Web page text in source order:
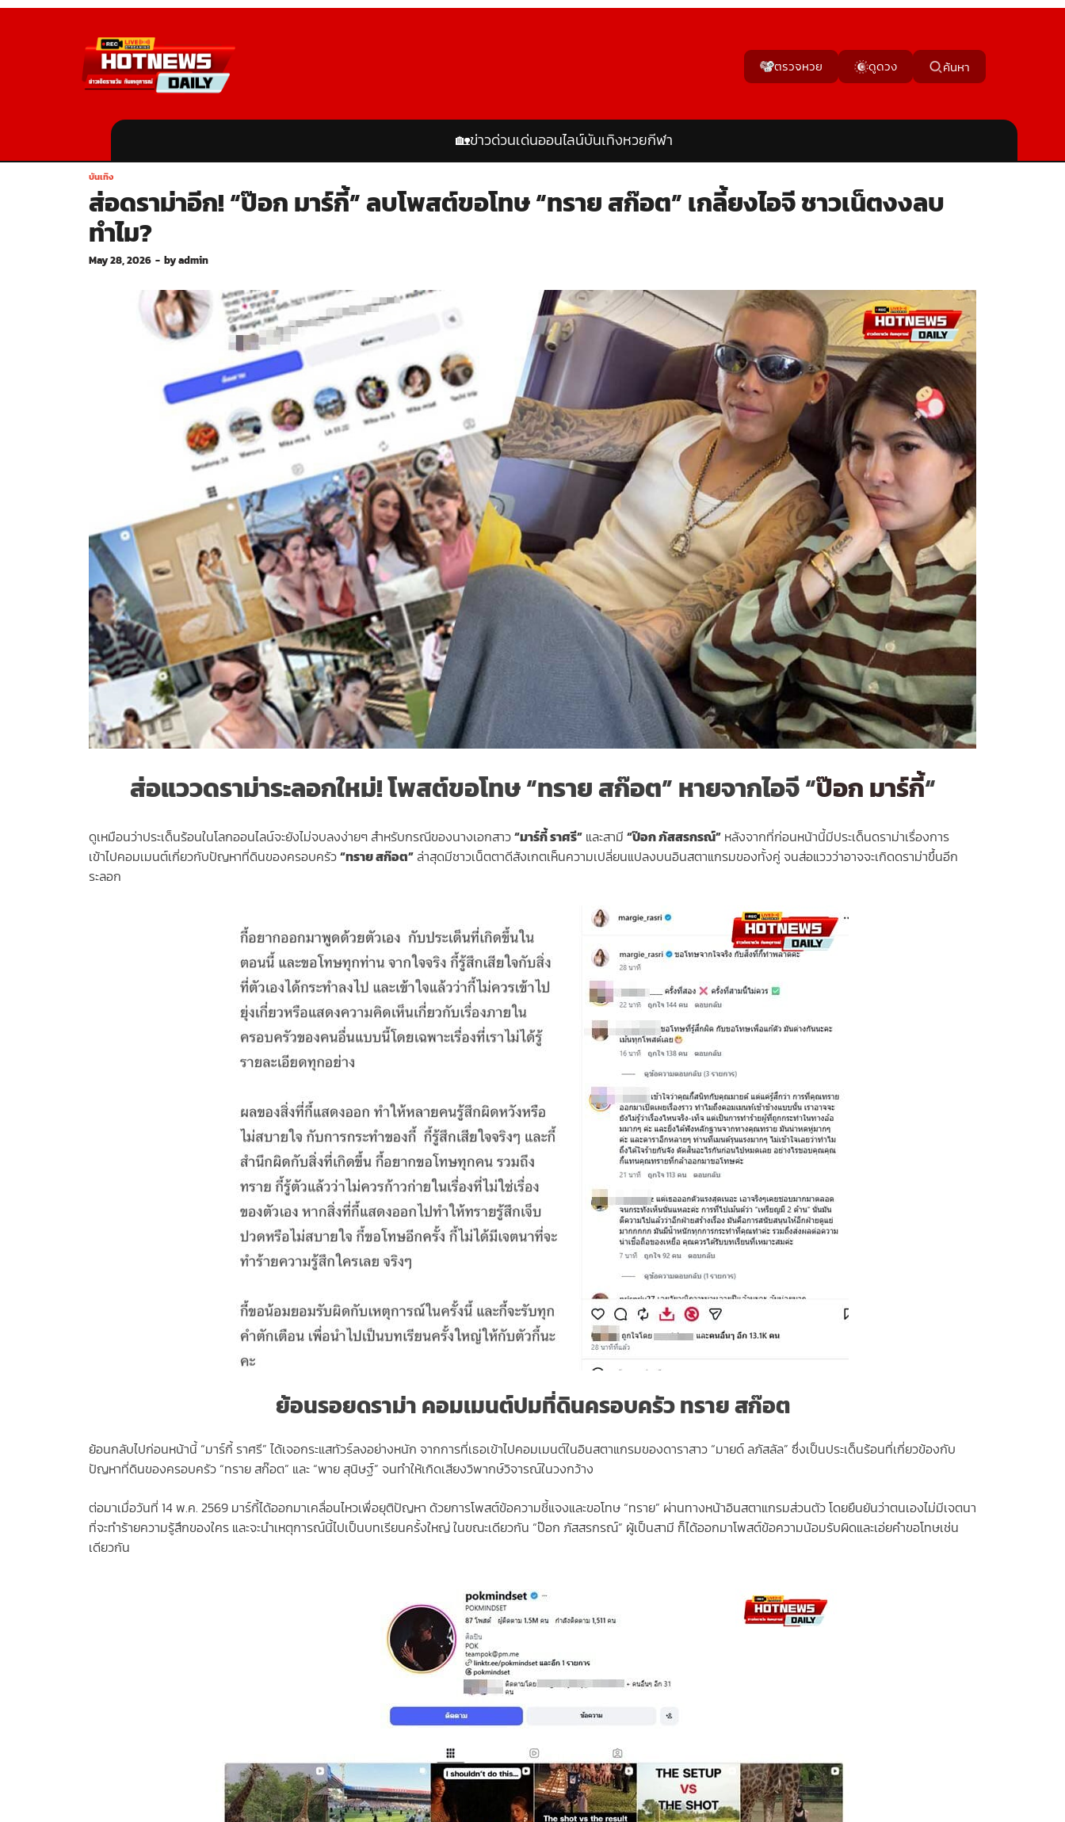
ตรวจหวย ดูดวง ค้นหา
🏡ข่าวด่วนเด่นออนไลน์บันเทิงหวยกีฬา
บันเทิง
ส่อดราม่าอีก! “ป๊อก มาร์กี้” ลบโพสต์ขอโทษ “ทราย สก๊อต” เกลี้ยงไอจี ชาวเน็ตงงลบ
ทำไม?
May 28, 2026 - byadmin
ส่อแววดราม่าระลอกใหม่! โพสต์ขอโทษ “ทราย สก๊อต” หายจากไอจี “ป๊อก มาร์กี้“
ดูเหมือนว่าประเด็นร้อนในโลกออนไลน์จะยังไม่จบลงง่ายๆ สำหรับกรณีของนางเอกสาว“มาร์กี้ ราศรี” และสามี “ป๊อก ภัสสรกรณ์” หลังจากที่ก่อนหน้านี้มีประเด็นดราม่าเรื่องการ
เข้าไปคอมเมนต์เกี่ยวกับปัญหาที่ดินของครอบครัว“ทราย สก๊อต”ล่าสุดมีชาวเน็ตตาดีสังเกตเห็นความเปลี่ยนแปลงบนอินสตาแกรมของทั้งคู่ จนส่อแววว่าอาจจะเกิดดราม่าขึ้นอีก
ระลอก
ย้อนรอยดราม่า คอมเมนต์ปมที่ดินครอบครัว ทราย สก๊อต
ย้อนกลับไปก่อนหน้านี้ “มาร์กี้ ราศรี” ได้เจอกระแสทัวร์ลงอย่างหนัก จากการที่เธอเข้าไปคอมเมนต์ในอินสตาแกรมของดาราสาว “มายด์ ลภัสลัล” ซึ่งเป็นประเด็นร้อนที่เกี่ยวข้องกับ
ปัญหาที่ดินของครอบครัว “ทราย สก๊อต” และ “พาย สุนิษฐ์” จนทำให้เกิดเสียงวิพากษ์วิจารณ์ในวงกว้าง
ต่อมาเมื่อวันที่ 14 พ.ค. 2569 มาร์กี้ได้ออกมาเคลื่อนไหวเพื่อยุติปัญหา ด้วยการโพสต์ข้อความชี้แจงและขอโทษ “ทราย” ผ่านทางหน้าอินสตาแกรมส่วนตัว โดยยืนยันว่าตนเองไม่มีเจตนา
ที่จะทำร้ายความรู้สึกของใคร และจะนำเหตุการณ์นี้ไปเป็นบทเรียนครั้งใหญ่ ในขณะเดียวกัน “ป๊อก ภัสสรกรณ์” ผู้เป็นสามี ก็ได้ออกมาโพสต์ข้อความน้อมรับผิดและเอ่ยคำขอโทษเช่น
เดียวกัน